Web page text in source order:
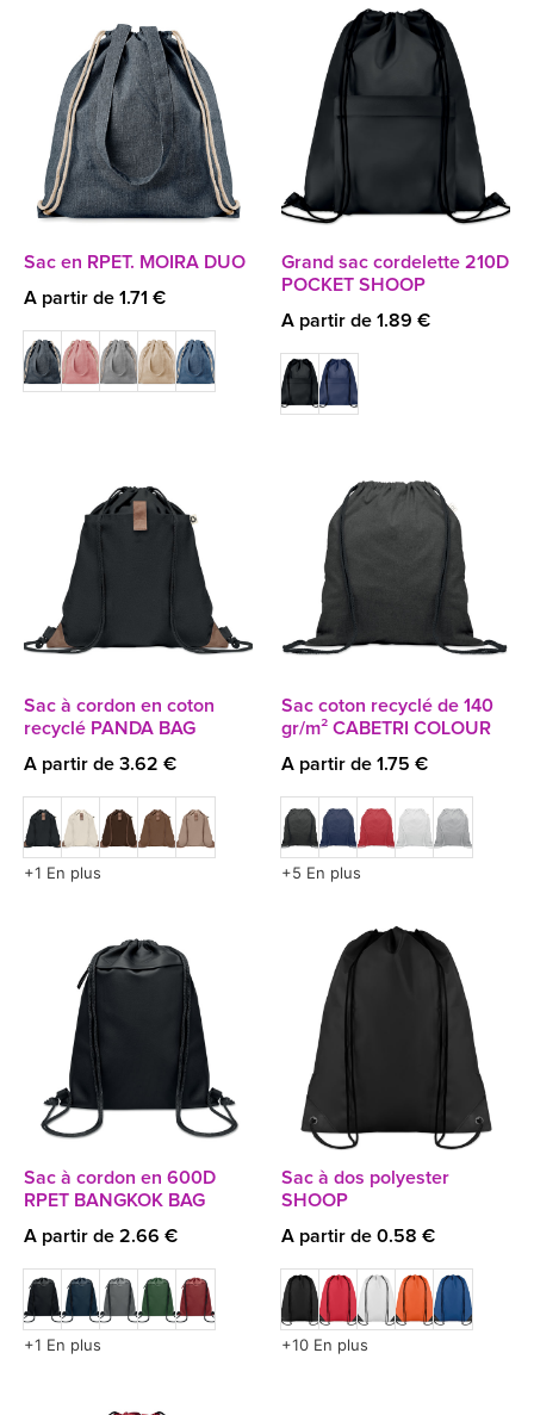
Sac en RPET. MOIRA DUO
A partir de 1.71 €
Grand sac cordelette 210D
POCKET SHOOP
A partir de 1.89 €
Sac à cordon en coton
recyclé PANDA BAG
A partir de 3.62 €
+1 En plus
Sac coton recyclé de 140
gr/m² CABETRI COLOUR
A partir de 1.75 €
+5 En plus
Sac à cordon en 600D
RPET BANGKOK BAG
A partir de 2.66 €
+1 En plus
Sac à dos polyester
SHOOP
A partir de 0.58 €
+10 En plus